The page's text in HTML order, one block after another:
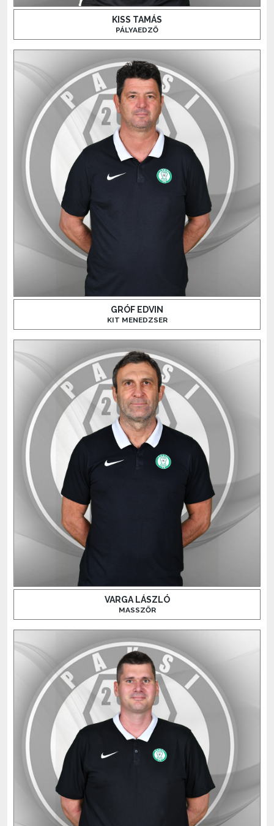
KISS TAMÁS
PÁLYAEDZŐ
GRÓF EDVIN
KIT MENEDZSER
VARGA LÁSZLÓ
MASSZŐR